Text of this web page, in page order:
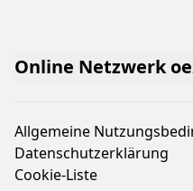
Online Netzwerk
Allgemeine
Datenschutzerklärung
Cookie-Liste